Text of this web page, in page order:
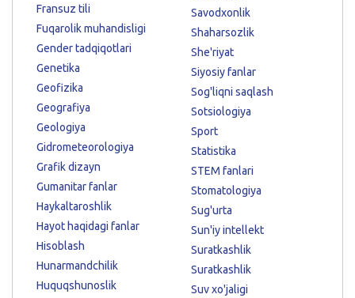
Fransuz tili
Fuqarolik muhandisligi
Gender tadqiqotlari
Genetika
Geofizika
Geografiya
Geologiya
Gidrometeorologiya
Grafik dizayn
Gumanitar fanlar
Haykaltaroshlik
Hayot haqidagi fanlar
Hisoblash
Hunarmandchilik
Huquqshunoslik
Savodxonlik
Shaharsozlik
She'riyat
Siyosiy fanlar
Sog'liqni saqlash
Sotsiologiya
Sport
Statistika
STEM fanlari
Stomatologiya
Sug'urta
Sun'iy intellekt
Suratkashlik
Suratkashlik
Suv xo'jaligi